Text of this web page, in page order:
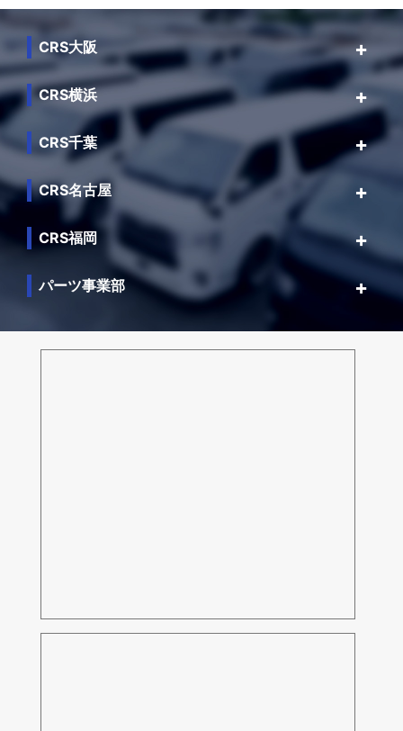
CRS大阪
CRS横浜
CRS千葉
CRS名古屋
CRS福岡
パーツ事業部